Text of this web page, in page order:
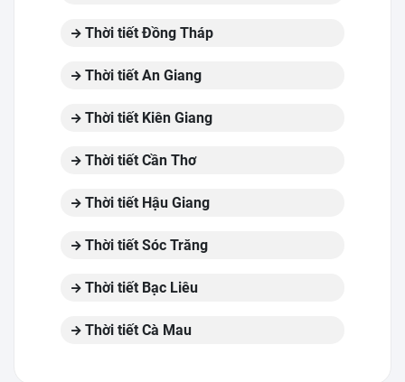
Thời tiết Đồng Tháp
Thời tiết An Giang
Thời tiết Kiên Giang
Thời tiết Cần Thơ
Thời tiết Hậu Giang
Thời tiết Sóc Trăng
Thời tiết Bạc Liêu
Thời tiết Cà Mau